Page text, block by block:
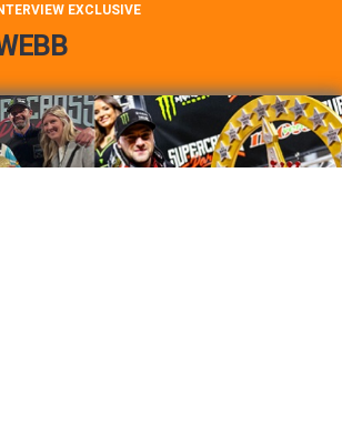
EXCLUSIVE